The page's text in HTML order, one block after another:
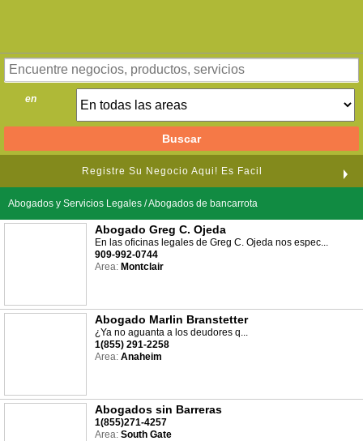
en
Registre Su Negocio Aqui! Es Facil
Abogados y Servicios Legales / Abogados de bancarrota
Abogado Greg C. Ojeda
En las oficinas legales de Greg C. Ojeda nos espec...
909-992-0744
Area: Montclair
Abogado Marlin Branstetter
¿Ya no aguanta a los deudores q...
1(855) 291-2258
Area: Anaheim
Abogados sin Barreras
1(855)271-4257
Area: South Gate